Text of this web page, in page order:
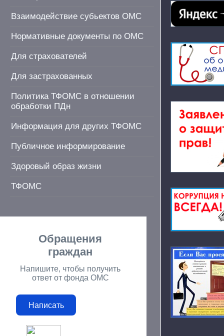
Взаимодействие субьектов ОМС
Нормативные документы по ОМС
Для страхователей
Для застрахованных
Политика ТФОМС в отношении
обработки ПДн
Информация для других ТФОМС
Публичное информирование
Здоровый образ жизни
ТФОМС
Обращения
граждан
Напишите, чтобы получить
ответ от фонда ОМС
Написать